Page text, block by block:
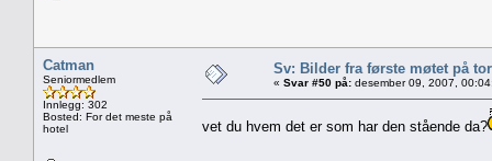
Catman
Seniormedlem
Innlegg: 302
Bosted: For det meste på
hotel
Sv: Bilder fra første møtet på
« Svar #50 på: desember 09, 2007,
vet du hvem det er som har den stående da?